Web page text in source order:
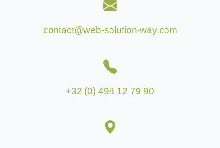
contact@web-solution-way.com
+32 (0) 498 12 79 90